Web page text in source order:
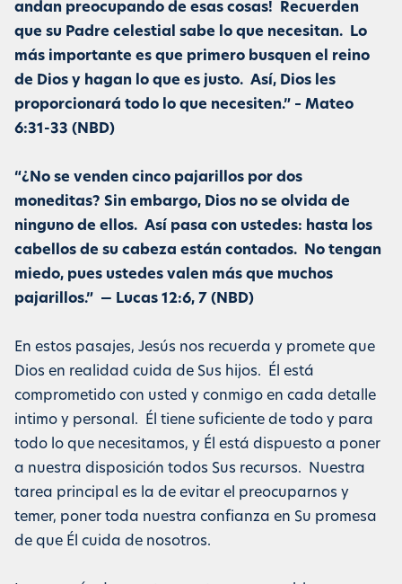
andan preocupando de esas cosas! Recuerden
que su Padre celestial sabe lo que necesitan. Lo
más importante es que primero busquen el reino
de Dios y hagan lo que es justo. Así, Dios les
proporcionará todo lo que necesiten.” – Mateo
6:31-33 (NBD)
“¿No se venden cinco pajarillos por dos
moneditas? Sin embargo, Dios no se olvida de
ninguno de ellos. Así pasa con ustedes: hasta los
cabellos de su cabeza están contados. No tengan
miedo, pues ustedes valen más que muchos
pajarillos.” — Lucas 12:6, 7 (NBD)
En estos pasajes, Jesús nos recuerda y promete que
Dios en realidad cuida de Sus hijos. Él está
comprometido con usted y conmigo en cada detalle
intimo y personal. Él tiene suficiente de todo y para
todo lo que necesitamos, y Él está dispuesto a poner
a nuestra disposición todos Sus recursos. Nuestra
tarea principal es la de evitar el preocuparnos y
temer, poner toda nuestra confianza en Su promesa
de que Él cuida de nosotros.